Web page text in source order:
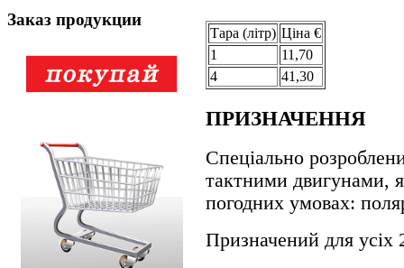
Заказ продукции
Тара (лiтр) Цiна €
1
11,70
4
41,30
ПРИЗНАЧЕННЯ
Спеціально
тактними двигунами,
погодних умовах:
Призначений для усіх